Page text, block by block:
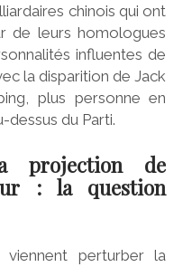
chinois qui ont
de leurs homologues
influentes de
la disparition de Jack
plus personne en
dessus du Parti.
projection de
: la question
viennent perturber la